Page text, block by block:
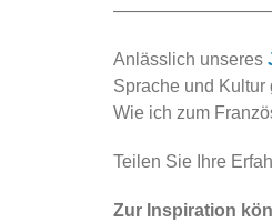
Anlässlich unseres
Sprache und
Wie ich zum
Teilen Sie Ihre
Zur Inspiration